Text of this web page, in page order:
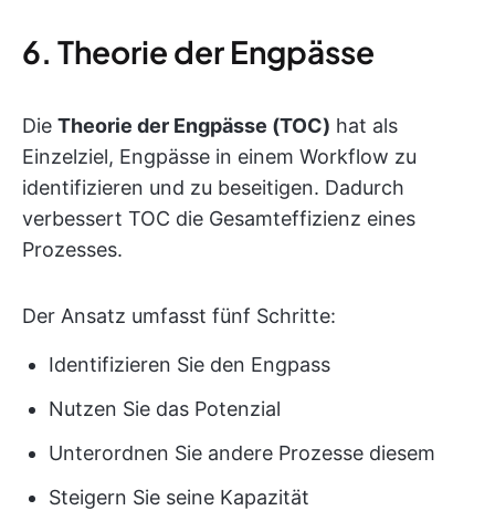
6. Theorie der Engpässe
Die Theorie der Engpässe (TOC) hat als
Einzelziel, Engpässe in einem Workflow zu
identifizieren und zu beseitigen. Dadurch
verbessert TOC die Gesamteffizienz eines
Prozesses.
Der Ansatz umfasst fünf Schritte:
Identifizieren Sie den Engpass
Nutzen Sie das Potenzial
Unterordnen Sie andere Prozesse diesem
Steigern Sie seine Kapazität